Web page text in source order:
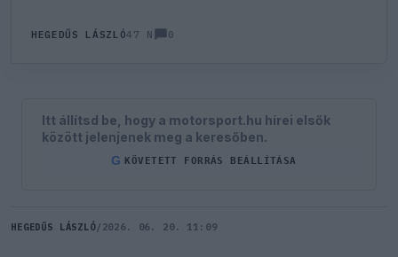
HEGEDŰS LÁSZLÓ47 N 0
Itt állítsd be, hogy a motorsport.hu hírei elsők
között jelenjenek meg a keresőben.
G KÖVETETT FORRÁS BEÁLLÍTÁSA
HEGEDŰS LÁSZLÓ/ 2026. 06. 20. 11:09